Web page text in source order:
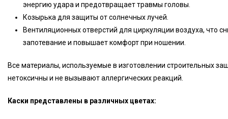
энергию удара и предотвращает травмы головы.
Козырька для защиты от солнечных лучей.
Вентиляционных отверстий для циркуляции воздуха, что
запотевание и повышает комфорт при ношении.
Все материалы, используемые в изготовлении строительных
нетоксичны и не вызывают аллергических реакций.
Каски представлены в различных цветах: